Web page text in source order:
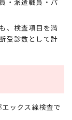
・派遣職員・パ
、検査項目を満
受診数として計
ックス線検査で